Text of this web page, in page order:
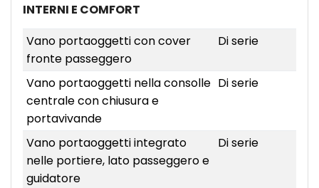
INTERNI E COMFORT
Vano portaoggetti con cover
fronte passeggero
Di serie
Vano portaoggetti nella consolle
centrale con chiusura e
portavivande
Di serie
Vano portaoggetti integrato
nelle portiere, lato passeggero e
guidatore
Di serie